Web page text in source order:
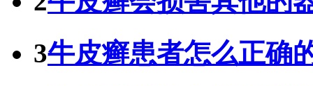
3牛皮癣患者怎么正确